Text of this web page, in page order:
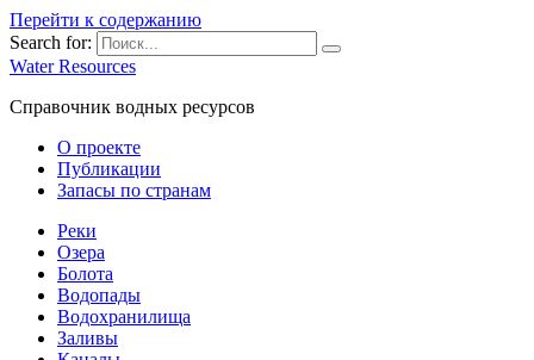
Перейти к содержанию
Search for:
Water Resources
Справочник водных ресурсов
О проекте
Публикации
Запасы по странам
Реки
Озера
Болота
Водопады
Водохранилища
Заливы